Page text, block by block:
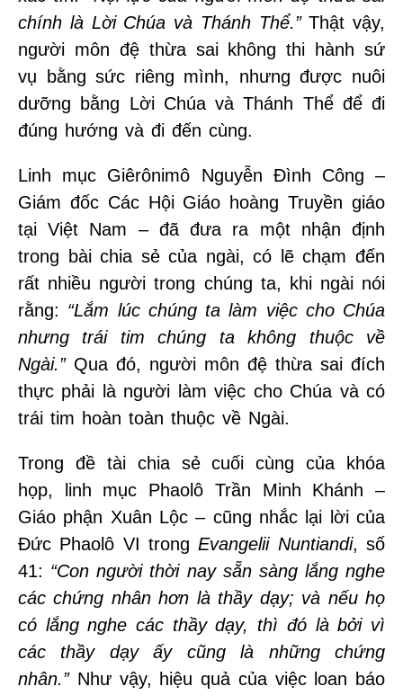
chính là Lời Chúa và Thánh Thể.”Thật vậy,
người môn đệ thừa sai không thi hành sứ
vụ bằng sức riêng mình, nhưng được nuôi
dưỡng bằng Lời Chúa và Thánh Thể để đi
đúng hướng và đi đến cùng.
Linh mục Giêrônimô Nguyễn Đình Công –
Giám đốc Các Hội Giáo hoàng Truyền giáo
tại Việt Nam – đã đưa ra một nhận định
trong bài chia sẻ của ngài, có lẽ chạm đến
rất nhiều người trong chúng ta, khi ngài nói
rằng: “Lắm lúc chúng ta làm việc cho Chúa
nhưng trái tim chúng ta không thuộc về
Ngài.”Qua đó, người môn đệ thừa sai đích
thực phải là người làm việc cho Chúa và có
trái tim hoàn toàn thuộc về Ngài.
Trong đề tài chia sẻ cuối cùng của khóa
họp, linh mục Phaolô Trần Minh Khánh –
Giáo phận Xuân Lộc – cũng nhắc lại lời của
Đức Phaolô VI trongEvangelii Nuntiandi, số
41: “Con người thời nay sẵn sàng lắng nghe
các chứng nhân hơn là thầy dạy; và nếu họ
có lắng nghe các thầy dạy, thì đó là bởi vì
các thầy dạy ấy cũng là những chứng
nhân.”Như vậy, hiệu quả của việc loan báo